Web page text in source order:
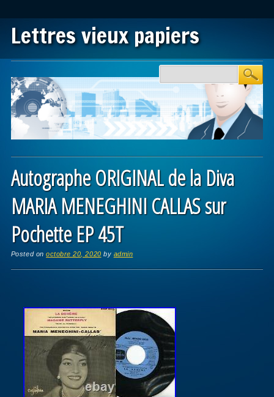
Lettres vieux papiers
Main menu
Autographe ORIGINAL de la Diva
MARIA MENEGHINI CALLAS sur
Pochette EP 45T
Posted onoctobre 20, 2020 by admin